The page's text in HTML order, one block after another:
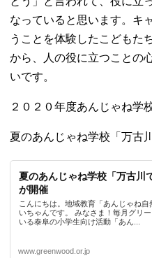
なっていると思います。キ
うことを体験したこどもた
から、人の役に立つことの
いです。
２０２０年度あんじゃね学
夏のあんじゃね学校「万古
夏のあんじゃね学校「万古川
が開催
こんにちは。地域教育「あんじゃね
いちゃんです。 みなさま！毎月グリ
いる泰阜の小学生向け活動「あん...
www.greenwood.or.jp